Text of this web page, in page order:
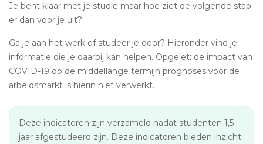
Je bent klaar met je studie maar hoe ziet de volgende stap
er dan voor je uit?
Ga je aan het werk of studeer je door? Hieronder vind je
informatie die je daarbij kan helpen. Opgelet: de impact van
COVID-19 op de middellange termijn prognoses voor de
arbeidsmarkt is hierin niet verwerkt.
Deze indicatoren zijn verzameld nadat studenten 1,5
jaar afgestudeerd zijn. Deze indicatoren bieden inzicht